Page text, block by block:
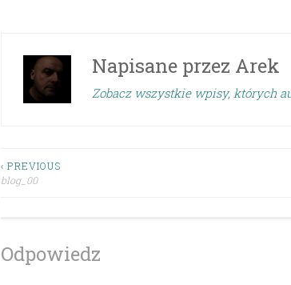
Napisane przez Arek
Zobacz wszystkie wpisy, których
Nawigacja
‹ PREVIOUS
blog_00
Odpowiedz